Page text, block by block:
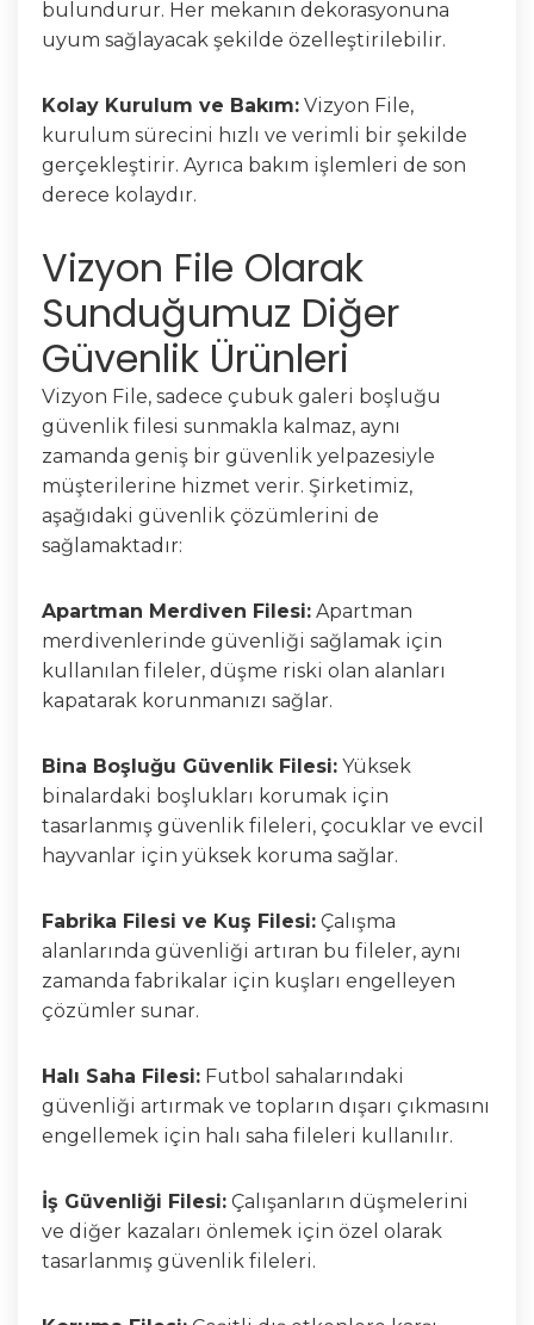
bulundurur. Her mekanın dekorasyonuna
uyum sağlayacak şekilde özelleştirilebilir.
Kolay Kurulum ve Bakım: Vizyon File,
kurulum sürecini hızlı ve verimli bir şekilde
gerçekleştirir. Ayrıca bakım işlemleri de son
derece kolaydır.
Vizyon File Olarak
Sunduğumuz Diğer
Güvenlik Ürünleri
Vizyon File, sadece çubuk galeri boşluğu
güvenlik filesi sunmakla kalmaz, aynı
zamanda geniş bir güvenlik yelpazesiyle
müşterilerine hizmet verir. Şirketimiz,
aşağıdaki güvenlik çözümlerini de
sağlamaktadır:
Apartman Merdiven Filesi: Apartman
merdivenlerinde güvenliği sağlamak için
kullanılan fileler, düşme riski olan alanları
kapatarak korunmanızı sağlar.
Bina Boşluğu Güvenlik Filesi: Yüksek
binalardaki boşlukları korumak için
tasarlanmış güvenlik fileleri, çocuklar ve evcil
hayvanlar için yüksek koruma sağlar.
Fabrika Filesi ve Kuş Filesi: Çalışma
alanlarında güvenliği artıran bu fileler, aynı
zamanda fabrikalar için kuşları engelleyen
çözümler sunar.
Halı Saha Filesi: Futbol sahalarındaki
güvenliği artırmak ve topların dışarı çıkmasını
engellemek için halı saha fileleri kullanılır.
İş Güvenliği Filesi: Çalışanların düşmelerini
ve diğer kazaları önlemek için özel olarak
tasarlanmış güvenlik fileleri.